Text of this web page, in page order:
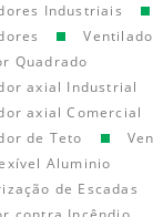
Industriais
Quadrado
axial Industrial
axial Comercial
de Teto
Aluminio
de Escadas